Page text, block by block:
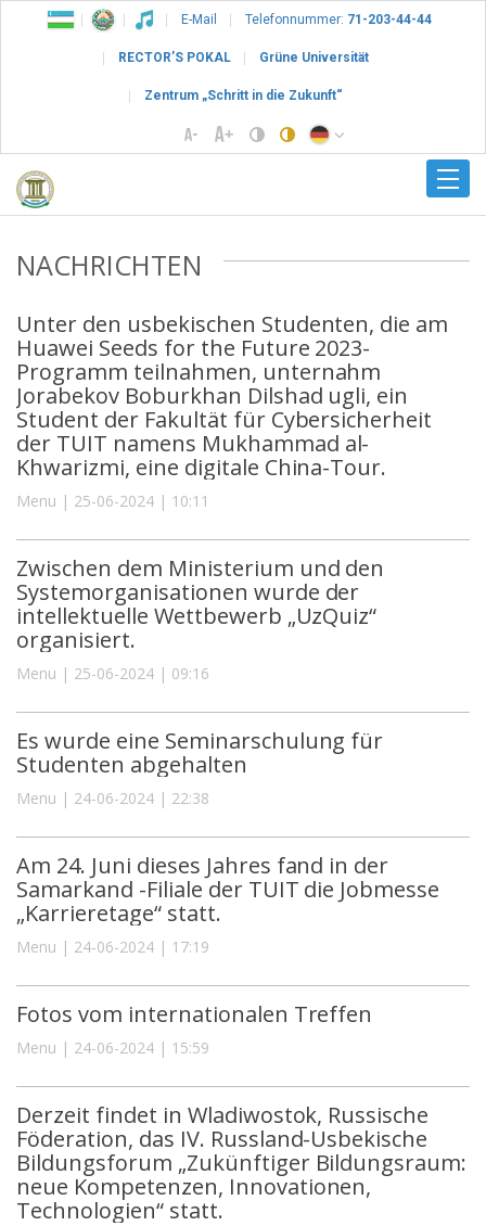
E-Mail Telefonnummer: 71-203-44-44
RECTOR’S POKAL Grüne Universität
Zentrum „Schritt in die Zukunft“
NACHRICHTEN
Unter den usbekischen Studenten, die am
Huawei Seeds for the Future 2023-
Programm teilnahmen, unternahm
Jorabekov Boburkhan Dilshad ugli, ein
Student der Fakultät für Cybersicherheit
der TUIT namens Mukhammad al-
Khwarizmi, eine digitale China-Tour.
Menu | 25-06-2024 | 10:11
Zwischen dem Ministerium und den
Systemorganisationen wurde der
intellektuelle Wettbewerb „UzQuiz“
organisiert.
Menu | 25-06-2024 | 09:16
Es wurde eine Seminarschulung für
Studenten abgehalten
Menu | 24-06-2024 | 22:38
Am 24. Juni dieses Jahres fand in der
Samarkand -Filiale der TUIT die Jobmesse
„Karrieretage“ statt.
Menu | 24-06-2024 | 17:19
Fotos vom internationalen Treffen
Menu | 24-06-2024 | 15:59
Derzeit findet in Wladiwostok, Russische
Föderation, das IV. Russland-Usbekische
Bildungsforum „Zukünftiger Bildungsraum:
neue Kompetenzen, Innovationen,
Technologien“ statt.